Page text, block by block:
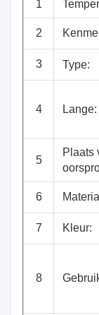
1
2
3 Type:
4 Lange:
5
Plaats
6
7 Kleur:
8